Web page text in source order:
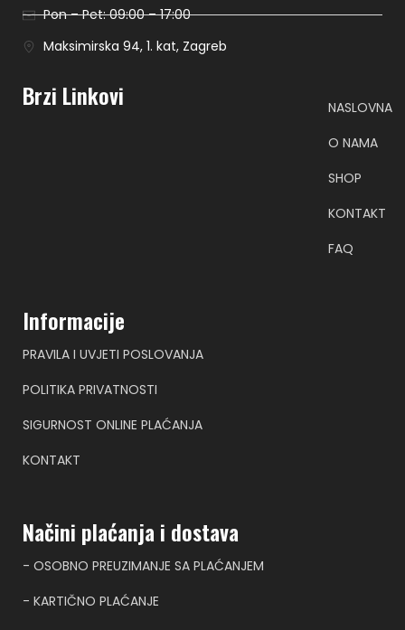
Pon – Pet: 09:00 – 17:00
Maksimirska 94, 1. kat, Zagreb
Brzi Linkovi
NASLOVNA
O NAMA
SHOP
KONTAKT
FAQ
Informacije
PRAVILA I UVJETI POSLOVANJA
POLITIKA PRIVATNOSTI
SIGURNOST ONLINE PLAĆANJA
KONTAKT
Načini plaćanja i dostava
- OSOBNO PREUZIMANJE SA PLAĆANJEM
- KARTIČNO PLAĆANJE